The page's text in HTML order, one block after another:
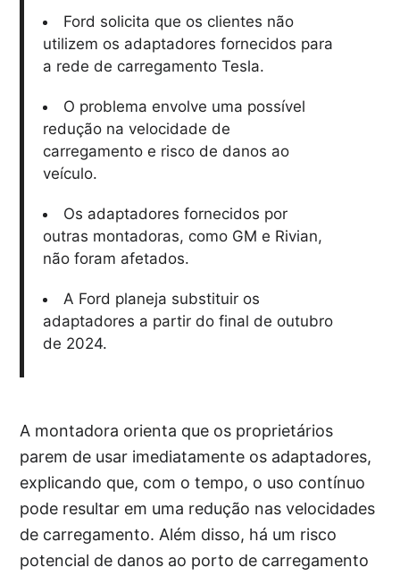
Ford solicita que os clientes não
utilizem os adaptadores fornecidos para
a rede de carregamento Tesla.
O problema envolve uma possível
redução na velocidade de
carregamento e risco de danos ao
veículo.
Os adaptadores fornecidos por
outras montadoras, como GM e Rivian,
não foram afetados.
A Ford planeja substituir os
adaptadores a partir do final de outubro
de 2024.
A montadora orienta que os proprietários
parem de usar imediatamente os adaptadores,
explicando que, com o tempo, o uso contínuo
pode resultar em uma redução nas velocidades
de carregamento. Além disso, há um risco
potencial de danos ao porto de carregamento